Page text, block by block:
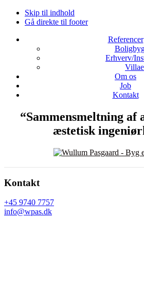
Skip til indhold
Gå direkte til footer
Referencer
Erhverv/
Om os
Job
Kontakt
“Sammensmeltning
æstetisk
Kontakt
+45 9740 7757
info@wpas.dk